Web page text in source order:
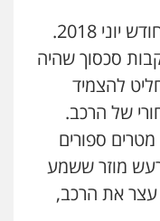
מעצרים
וחקירות
מדובר באירוע שהתרחש בסוף חודש יוני 2018.
סכסוך שהיה
להצמיד
של הרכב.
ספורים
מוזר ששמע
עצר את הרכב,